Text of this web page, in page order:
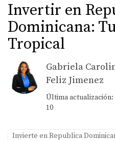
Invertir en
Dominicana:
Tropical
Gabriela
Feliz Jimenez
Última actualización:
10
Invierte en Republica